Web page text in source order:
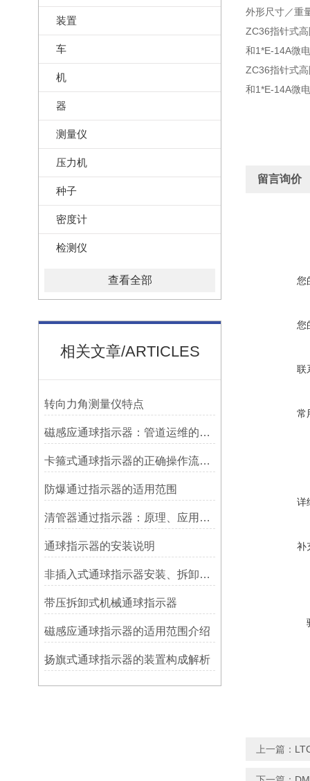
装置
车
机
器
测量仪
压力机
种子
密度计
检测仪
查看全部
相关文章/ARTICLES
转向力角测量仪特点
磁感应通球指示器：管道运维的隐形守护者
卡箍式通球指示器的正确操作流程介绍
防爆通过指示器的适用范围
清管器通过指示器：原理、应用与维护
​通球指示器的安装说明
非插入式通球指示器安装、拆卸灵活方便
带压拆卸式机械通球指示器
磁感应通球指示器的适用范围介绍
扬旗式通球指示器的装置构成解析
外形尺寸／重
ZC36指针式
和1*E-14A微
ZC36指针式
和1*E-14A微
留言询价
您
您
联
常
详
补
上一篇：